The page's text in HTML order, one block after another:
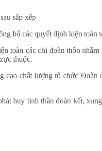
bố các quyết định kiện toàn
các chi đoàn thôn
thuộc.
cao chất lượng tổ chức
huy tinh thần đoàn kết,